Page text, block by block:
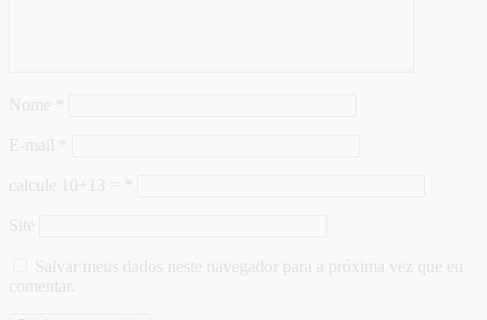
Nome
E-mail
calcule 10+13 =
Site
Salvar meus dados neste navegador para a próxima vez que eu
comentar.